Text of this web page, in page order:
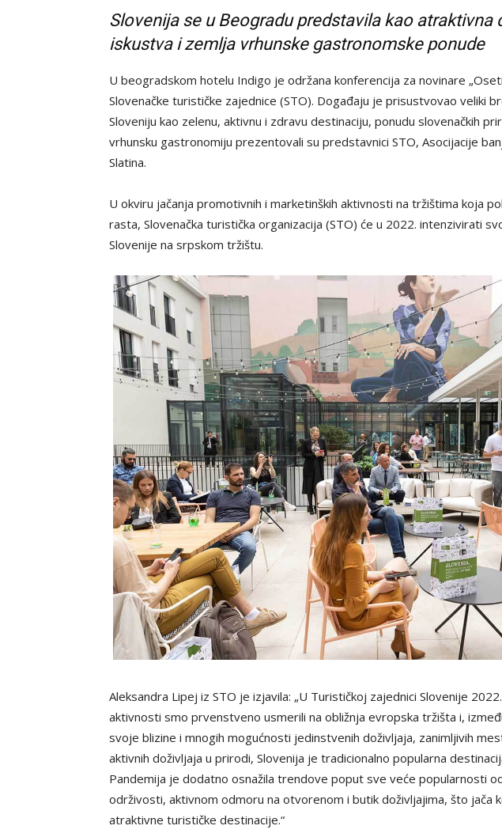
Slovenija se u Beogradu predstavila kao atraktivna
iskustva i zemlja vrhunske gastronomske ponude
U beogradskom hotelu Indigo je održana konferencija za novinare
Slovenačke turističke zajednice (STO). Događaju je prisustvovao veliki
Sloveniju kao zelenu, aktivnu i zdravu destinaciju, ponudu slovenačkih
vrhunsku gastronomiju prezentovali su predstavnici STO, Asocijacije
Slatina.
U okviru jačanja promotivnih i marketinških aktivnosti na tržištima koja
rasta, Slovenačka turistička organizacija (STO) će u 2022. intenzivirati
Slovenije na srpskom tržištu.
Aleksandra Lipej iz STO je izjavila: „U Turističkoj zajednici Slovenije
aktivnosti smo prvenstveno usmerili na obližnja evropska tržišta i,
svoje blizine i mnogih mogućnosti jedinstvenih doživljaja, zanimljivih
aktivnih doživljaja u prirodi, Slovenija je tradicionalno popularna
Pandemija je dodatno osnažila trendove poput sve veće popularnosti
održivosti, aktivnom odmoru na otvorenom i butik doživljajima, što jača
atraktivne turističke destinacije.“